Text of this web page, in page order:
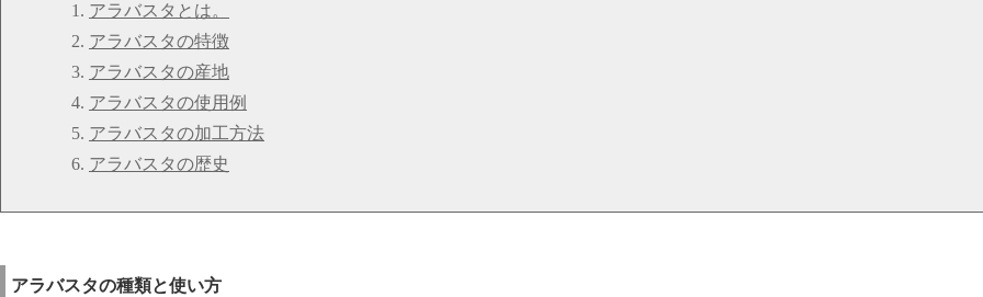
アラバスタとは。
アラバスタの特徴
アラバスタの産地
アラバスタの使用例
アラバスタの加工方法
アラバスタの歴史
アラバスタの種類と使い方